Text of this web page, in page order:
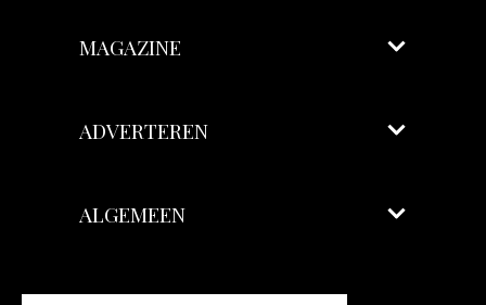
MAGAZINE
ADVERTEREN
ALGEMEEN